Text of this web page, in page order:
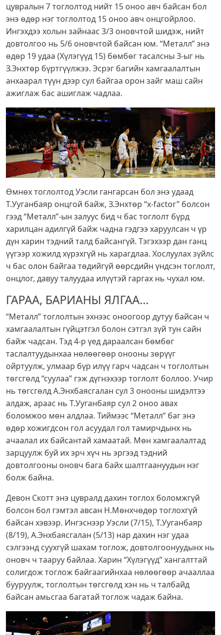
цувралын 7 тоглолтод нийт 15 оноо авч байсан бол
энэ өдөр нэг тоглолтод 15 оноо авч онцгойрлоо.
Ингэхдээ холын зайнаас 3/3 оновчтой шидэж, нийт
довтолгоо нь 5/6 оновчтой байсан юм. “Металл” энэ
өдөр 19 удаа (Хүлэгүүд 15) бөмбөг тасалсны 3-ыг нь
З.Энхтөр бүртгүүлжээ. Эсрэг багийн хамгаалалтын
анхаарал түүн дээр сул байгаа орон зайг маш сайн
ажиглаж бас ашиглаж чадлаа.
Өмнөх тоглолтод Уэсли гангарсан бол энэ удаад
Т.Ууганбаяр онцгой байж, З.Энхтөр “x-factor” болсон
гээд “Металл”-ын залуус бид ч бас тоглолт бүрд
харилцан адилгүй байж чадна гэдгээ харуулсан ч үр
дүн харин тэдний талд байсангүй. Тэгэхээр дан ганц
үүгээр хожилд хүрэхгүй нь харагдлаа. Хослуулах зүйлс
ч бас олон байгаа төдийгүй өөрсдийн үндсэн тоглолт,
онцлог, давуу талуудаа илүүтэй гаргах нь чухал юм.
ГАРАА, БАРИАНЫ ЯЛГАА…
“Металл” тоглолтын эхнээс оноогоор дутуу байсан ч
хамгаалалтын гүйцэтгэл болон сэтгэл зүй тун сайн
байж чадсан. Тэд 4-р үед дараалсан бөмбөг
таслалтуудынхаа нөлөөгөөр онооны зөрүүг
ойртуулж, улмаар бүр илүү гарч чадсан ч тоглолтын
төгсгөлд “суулаа” гэж дүгнэхээр тоглолт боллоо. Учир
нь төгсгөлд А.Энхбаясгалан сул 3 онооны шидэлтээ
алдаж, араас нь Т.Ууганбаяр сул 2 оноо авах
боломжоо мөн алдлаа. Тиймээс “Металл” баг энэ
өдөр хожигдсон гол асуудал гол тамирчдынх нь
ачаалал их байсантай хамаатай. Мөн хамгаалалтад
зарцуулж буй их эрч хүч нь эргээд тэдний
довтолгооны оновч бага байх шалтгаануудын нэг
болж байна.
Девон Скотт энэ цувралд дахин тоглох боломжгүй
болсон бол гэмтэл авсан Н.Мөнхчөдөр тоглохгүй
байсан хэвээр. Ингэснээр Уэсли (7/15), Т.Ууганбаяр
(8/19), А.Энхбаясгалан (5/13) нар дахин нэг удаа
сэлгээнд суухгүй шахам тоглож, довтолгоонуудынх нь
оновч ч тааруу байлаа. Харин “Хүлэгүүд” хангалттай
солигдож тоглож байгаагийнхаа нөлөөгөөр ачааллаа
бууруулж, тоглолтын төгсгөлд хэн нь ч талбайд
байсан амьсгаа багатай тоглож чадаж байна.